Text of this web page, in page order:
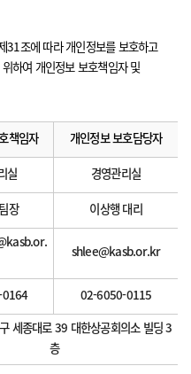
31조에 따라 개인정보를 보호하고
하여 개인정보 보호책임자 및
책임자 개인정보 보호담당자
실 경영관리실
장 이상행 대리
shlee@kasb.or.kr
0164 02-6050-0115
세종대로 39 대한상공회의소 빌딩 3
층